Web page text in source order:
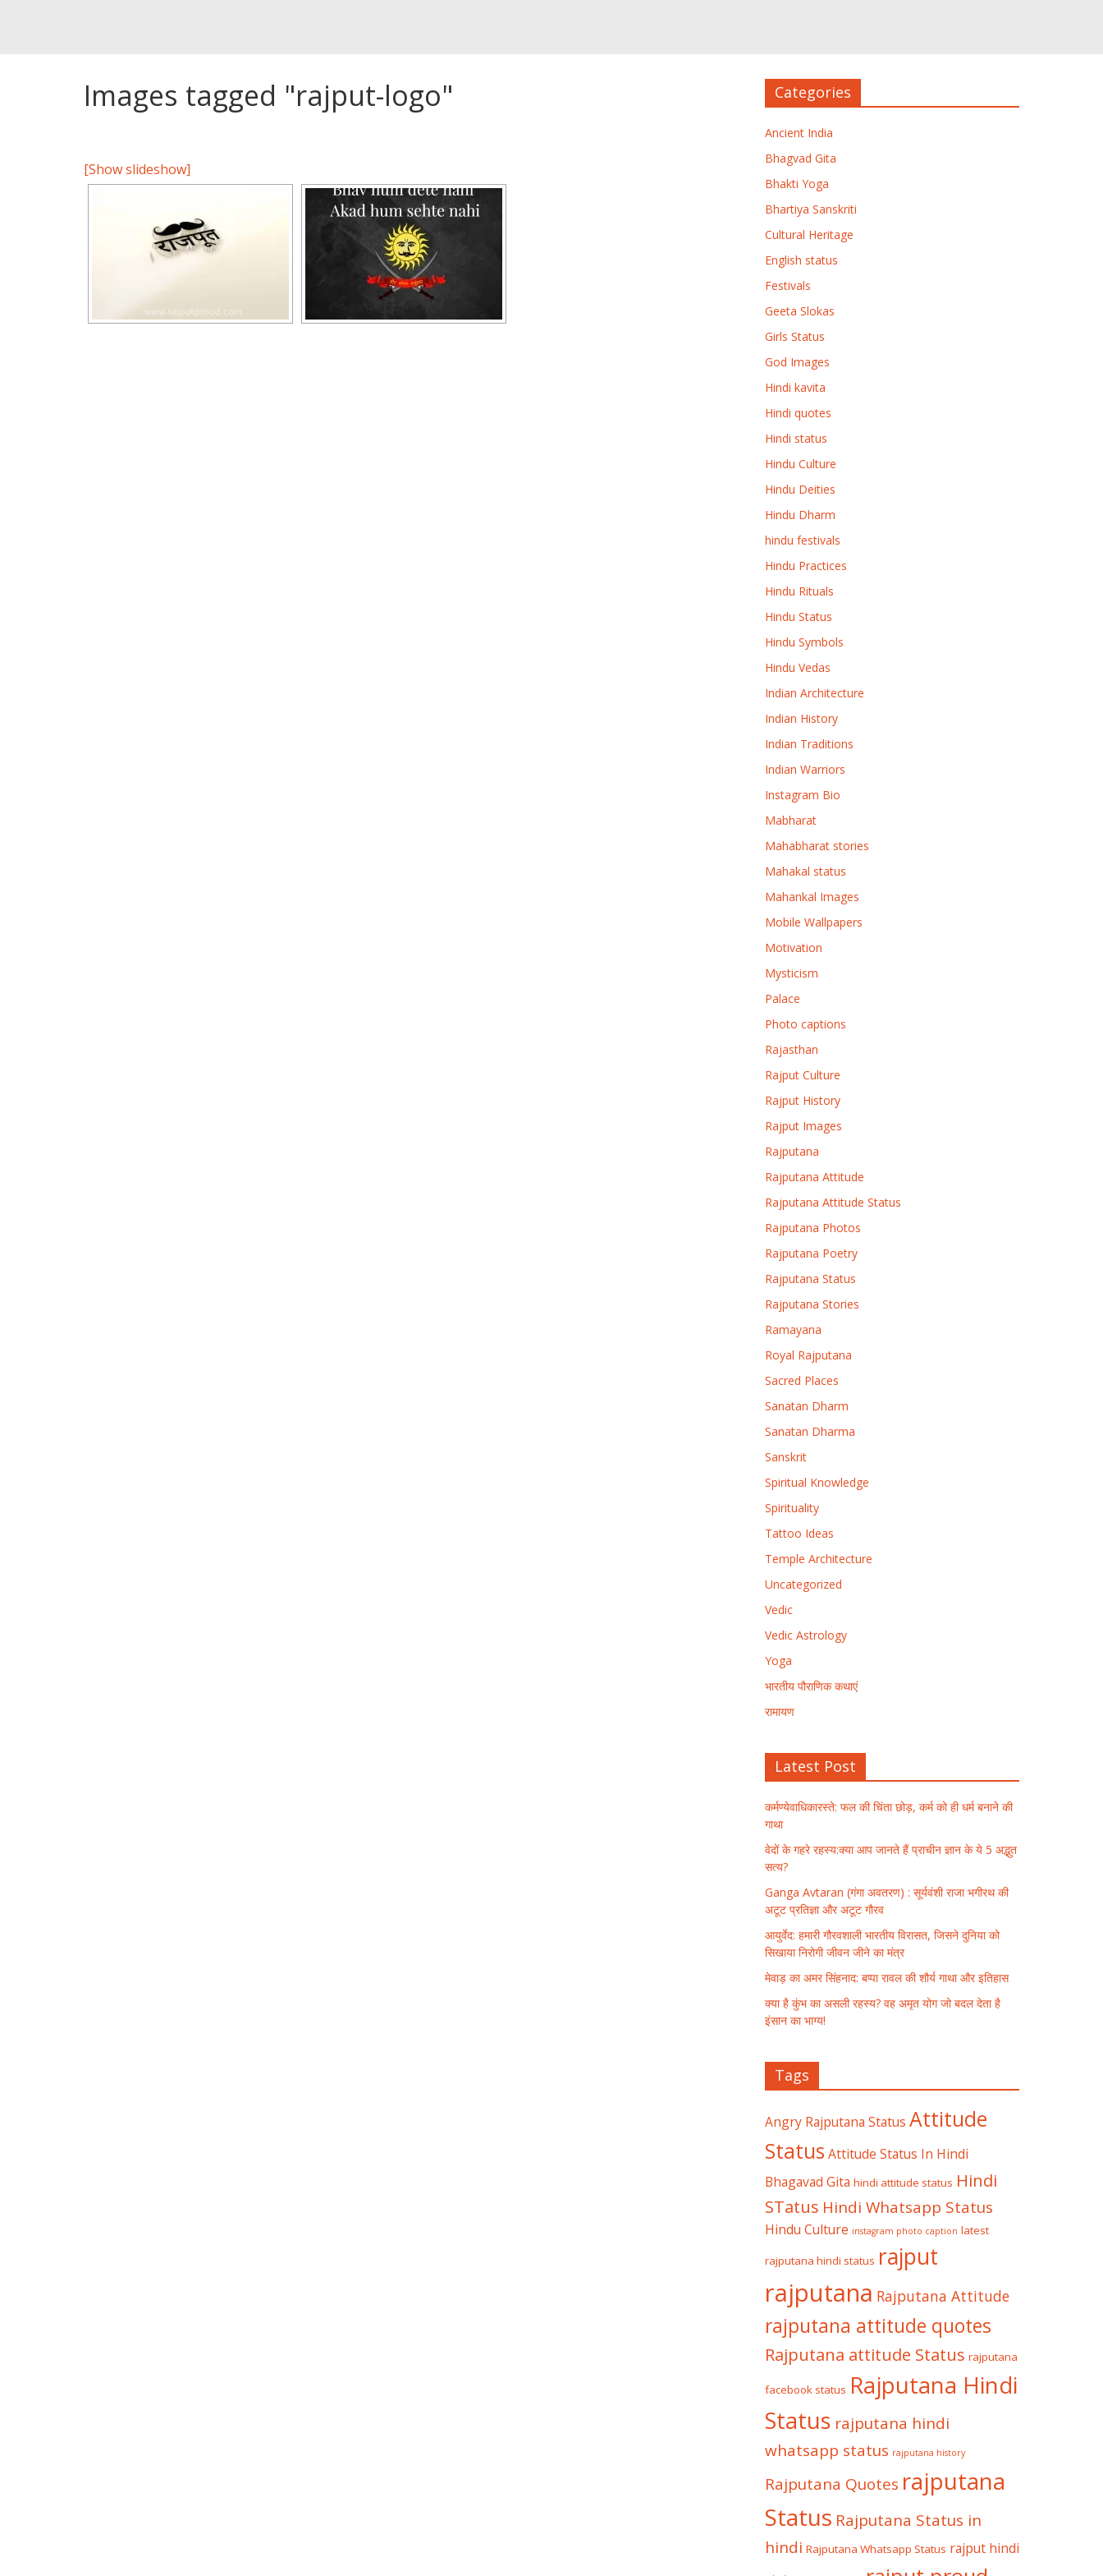
Images tagged "rajput-logo"
[Show slideshow]
Categories
Ancient India
Bhagvad Gita
Bhakti Yoga
Bhartiya Sanskriti
Cultural Heritage
English status
Festivals
Geeta Slokas
Girls Status
God Images
Hindi kavita
Hindi quotes
Hindi status
Hindu Culture
Hindu Deities
Hindu Dharm
hindu festivals
Hindu Practices
Hindu Rituals
Hindu Status
Hindu Symbols
Hindu Vedas
Indian Architecture
Indian History
Indian Traditions
Indian Warriors
Instagram Bio
Mabharat
Mahabharat stories
Mahakal status
Mahankal Images
Mobile Wallpapers
Motivation
Mysticism
Palace
Photo captions
Rajasthan
Rajput Culture
Rajput History
Rajput Images
Rajputana
Rajputana Attitude
Rajputana Attitude Status
Rajputana Photos
Rajputana Poetry
Rajputana Status
Rajputana Stories
Ramayana
Royal Rajputana
Sacred Places
Sanatan Dharm
Sanatan Dharma
Sanskrit
Spiritual Knowledge
Spirituality
Tattoo Ideas
Temple Architecture
Uncategorized
Vedic
Vedic Astrology
Yoga
भारतीय पौराणिक कथाएं
रामायण
Latest Post
कर्मण्येवाधिकारस्ते: फल की चिंता छोड़, कर्म को ही धर्म बनाने की
गाथा
वेदों के गहरे रहस्य:क्या आप जानते हैं प्राचीन ज्ञान के ये 5 अद्भुत
सत्य?
Ganga Avtaran (गंगा अवतरण) : सूर्यवंशी राजा भगीरथ की
अटूट प्रतिज्ञा और अटूट गौरव
आयुर्वेद: हमारी गौरवशाली भारतीय विरासत, जिसने दुनिया को
सिखाया निरोगी जीवन जीने का मंत्र
मेवाड़ का अमर सिंहनाद: बप्पा रावल की शौर्य गाथा और इतिहास
क्या है कुंभ का असली रहस्य? वह अमृत योग जो बदल देता है
इंसान का भाग्य!
Tags
Angry Rajputana Status Attitude
Status Attitude Status In Hindi
Bhagavad Gita hindi attitude status Hindi
STatus Hindi Whatsapp Status
Hindu Culture instagram photo caption latest
rajputana hindi status rajput
rajputana Rajputana Attitude
rajputana attitude quotes
Rajputana attitude Status rajputana
facebook status Rajputana Hindi
Status rajputana hindi
whatsapp status rajputana history
Rajputana Quotes rajputana
Status Rajputana Status in
hindi Rajputana Whatsapp Status rajput hindi